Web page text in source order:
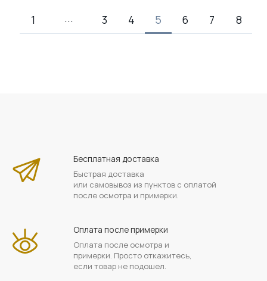
1 3 4 5 6 7 8
Бесплатная доставка
Быстрая доставка
или самовывоз из пунктов с оплатой
после осмотра и примерки.
Оплата после примерки
Оплата после осмотра и
примерки. Просто откажитесь,
если товар не подошел.